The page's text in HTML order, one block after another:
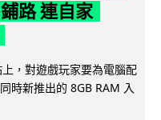
路 連自家
，對遊戲玩家要為電腦配
時新推出的 8GB RAM 入